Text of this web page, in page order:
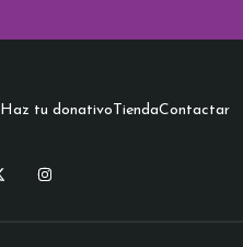
Haz tu donativo TiendaContactar